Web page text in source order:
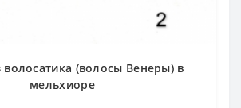
волосатика (волосы Венеры) в
мельхиоре